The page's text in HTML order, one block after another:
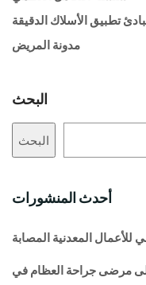
تطبيق الأسلاك الدقيقة
مدونة المريض
البحث
البحث
أحدث المنشورات
للأعمال المعدنية المصابة
التأثير الحقيقي لأزمة كوفيد-19 على مرضى جراحة العظام في